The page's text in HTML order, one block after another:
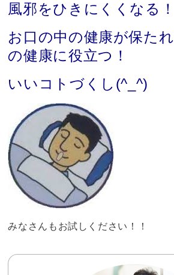
風邪をひきにくくなる！
お口の中の健康が保た
の健康に役立つ！
いいコトづくし(^_^)
みなさんもお試しください！！